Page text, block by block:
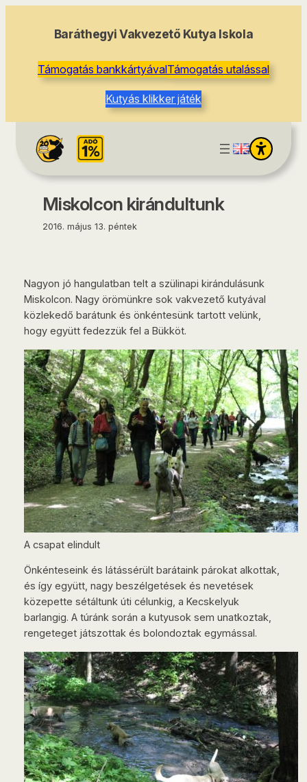
Baráthegyi Vakvezető Kutya Iskola
Támogatás bankkártyávalTámogatás utalással
Kutyás klikker játék
Miskolcon kirándultunk
2016. május 13. péntek
Nagyon jó hangulatban telt a szülinapi kirándulásunk
Miskolcon. Nagy örömünkre sok vakvezető kutyával
közlekedő barátunk és önkéntesünk tartott velünk,
hogy együtt fedezzük fel a Bükköt.
A csapat elindult
Önkénteseink és látássérült barátaink párokat alkottak,
és így együtt, nagy beszélgetések és nevetések
közepette sétáltunk úti célunkig, a Kecskelyuk
barlangig. A túránk során a kutyusok sem unatkoztak,
rengeteget játszottak és bolondoztak egymással.